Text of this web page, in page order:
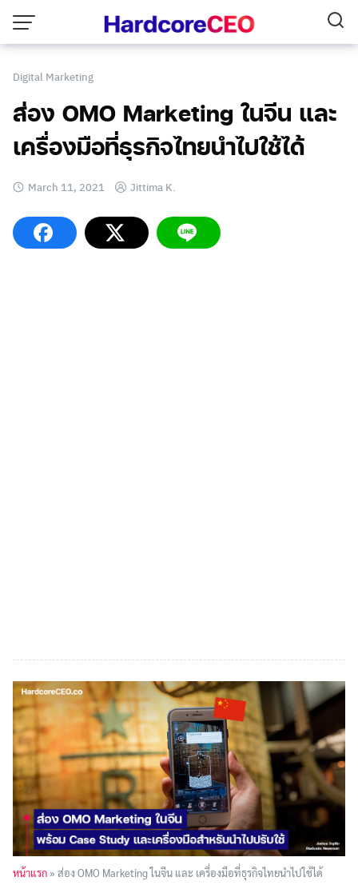
content
Digital Marketing
ส่อง OMO Marketing ในจีน และ
เครื่องมือที่ธุรกิจไทยนำไปใช้ได้
March 11, 2021 Jittima K.
หน้าแรก » ส่อง OMO Marketing ในจีน และ เครื่องมือที่ธุรกิจไทยนำไปใช้ได้